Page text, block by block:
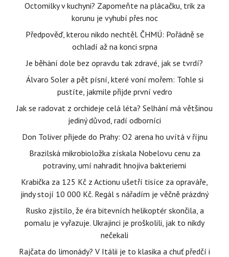
Octomilky v kuchyni? Zapomeňte na plácačku, trik za
korunu je vyhubí přes noc
Předpověď, kterou nikdo nechtěl. ČHMÚ: Pořádně se
ochladí až na konci srpna
Je běhání dole bez opravdu tak zdravé, jak se tvrdí?
Álvaro Soler a pět písní, které voní mořem: Tohle si
pustíte, jakmile přijde první vedro
Jak se radovat z orchideje celá léta? Selhání má většinou
jediný důvod, radí odborníci
Don Toliver přijede do Prahy: O2 arena ho uvítá v říjnu
Brazilská mikrobioložka získala Nobelovu cenu za
potraviny, umí nahradit hnojiva bakteriemi
Krabička za 125 Kč z Actionu ušetří tisíce za opraváře,
jindy stojí 10 000 Kč. Regál s nářadím je věčně prázdný
Rusko zjistilo, že éra bitevních helikoptér skončila, a
pomalu je vyřazuje. Ukrajinci je proškolili, jak to nikdy
nečekali
Rajčata do limonády? V Itálii je to klasika a chuť předčí i